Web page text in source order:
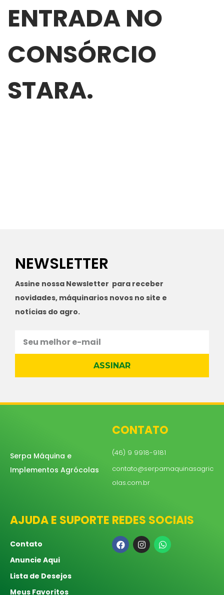
ENTRADA NO
CONSÓRCIO
STARA.
NEWSLETTER
Assine nossa Newsletter para receber
novidades, máquinarios novos no site e
notícias do agro.
ASSINAR
Serpa Máquina e
Implementos Agrócolas
CONTATO
(46) 9 9918-9181
contato@serpamaquinasagric
olas.com.br
AJUDA E SUPORTE
Contato
Anuncie Aqui
Lista de Desejos
Meus Favoritos
REDES SOCIAIS